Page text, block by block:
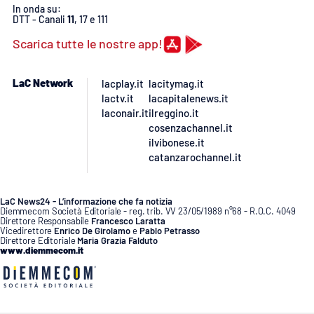
Lacplay.it
Lactv.it
Cosenzachannel.it
Ilvibonese.it
Catanzarochannel.it
In onda su:
DTT - Canali 11, 17 e 111
Scarica tutte le nostre app!
LaC Network
lacplay.it
lactv.it
laconair.it
lacitymag.it
lacapitalenews.it
ilreggino.it
cosenzachannel.it
ilvibonese.it
catanzarochannel.it
LaC News24 - L’informazione che fa notizia
Diemmecom Società Editoriale - reg. trib. VV 23/05/1989 n°68 - R.O.C. 4049
Direttore Responsabile Francesco Laratta
Vicedirettore Enrico De GirolamoePablo Petrasso
Direttore Editoriale Maria Grazia Falduto
www.diemmecom.it